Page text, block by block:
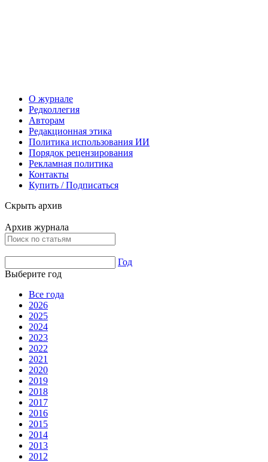
О журнале
Редколлегия
Авторам
Редакционная этика
Политика использования ИИ
Порядок рецензирования
Рекламная политика
Контакты
Купить / Подписаться
Скрыть архив
Архив журнала
Год
Выберите год
Все года
2026
2025
2024
2023
2022
2021
2020
2019
2018
2017
2016
2015
2014
2013
2012